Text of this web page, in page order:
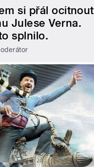
si přál ocitnout
Julese Verna.
splnilo.